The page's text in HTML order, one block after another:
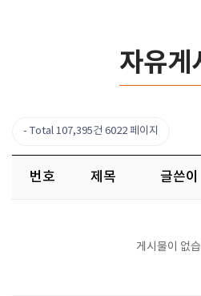
자유게
Total 107,395건 6022 페이지
번호 제목 글쓴이
게시물이 없